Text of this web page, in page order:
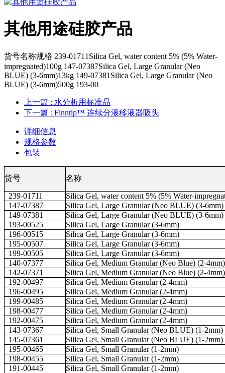
其他用途硅胶产品
货号名称规格 239-01711Silica Gel, water content 5% (5% Water-
impregnated)100g 147-07387Silica Gel, Large Granular (Neo
BLUE) (3-6mm)13kg 149-07381Silica Gel, Large Granular (Neo
BLUE) (3-6mm)500g 193-00
上一篇 : 水分析用标准品
下一篇 : Finntip™ 连续分液移液器吸头
详细信息
规格参数
包装
货号 名称
239-01711
Silica Gel, water content 5% (5% Water-
147-07387
Silica Gel, Large Granular (Neo BLUE) (3-6mm)
149-07381
Silica Gel, Large Granular (Neo BLUE) (3-6mm)
193-00525
Silica Gel, Large Granular (3-6mm)
196-00515
Silica Gel, Large Granular (3-6mm)
195-00507
Silica Gel, Large Granular (3-6mm)
199-00505
Silica Gel, Large Granular (3-6mm)
140-07377
Silica Gel, Medium Granular (Neo Blue) (2-
142-07371
Silica Gel, Medium Granular (Neo Blue) (2-
192-00497
Silica Gel, Medium Granular (2-4mm)
196-00495
Silica Gel, Medium Granular (2-4mm)
199-00485
Silica Gel, Medium Granular (2-4mm)
198-00477
Silica Gel, Medium Granular (2-4mm)
192-00475
Silica Gel, Medium Granular (2-4mm)
143-07367
Silica Gel, Small Granular (Neo BLUE) (1-2mm)
145-07361
Silica Gel, Small Granular (Neo BLUE) (1-2mm)
195-00465
Silica Gel, Small Granular (1-2mm)
198-00455
Silica Gel, Small Granular (1-2mm)
191-00445
Silica Gel, Small Granular (1-2mm)